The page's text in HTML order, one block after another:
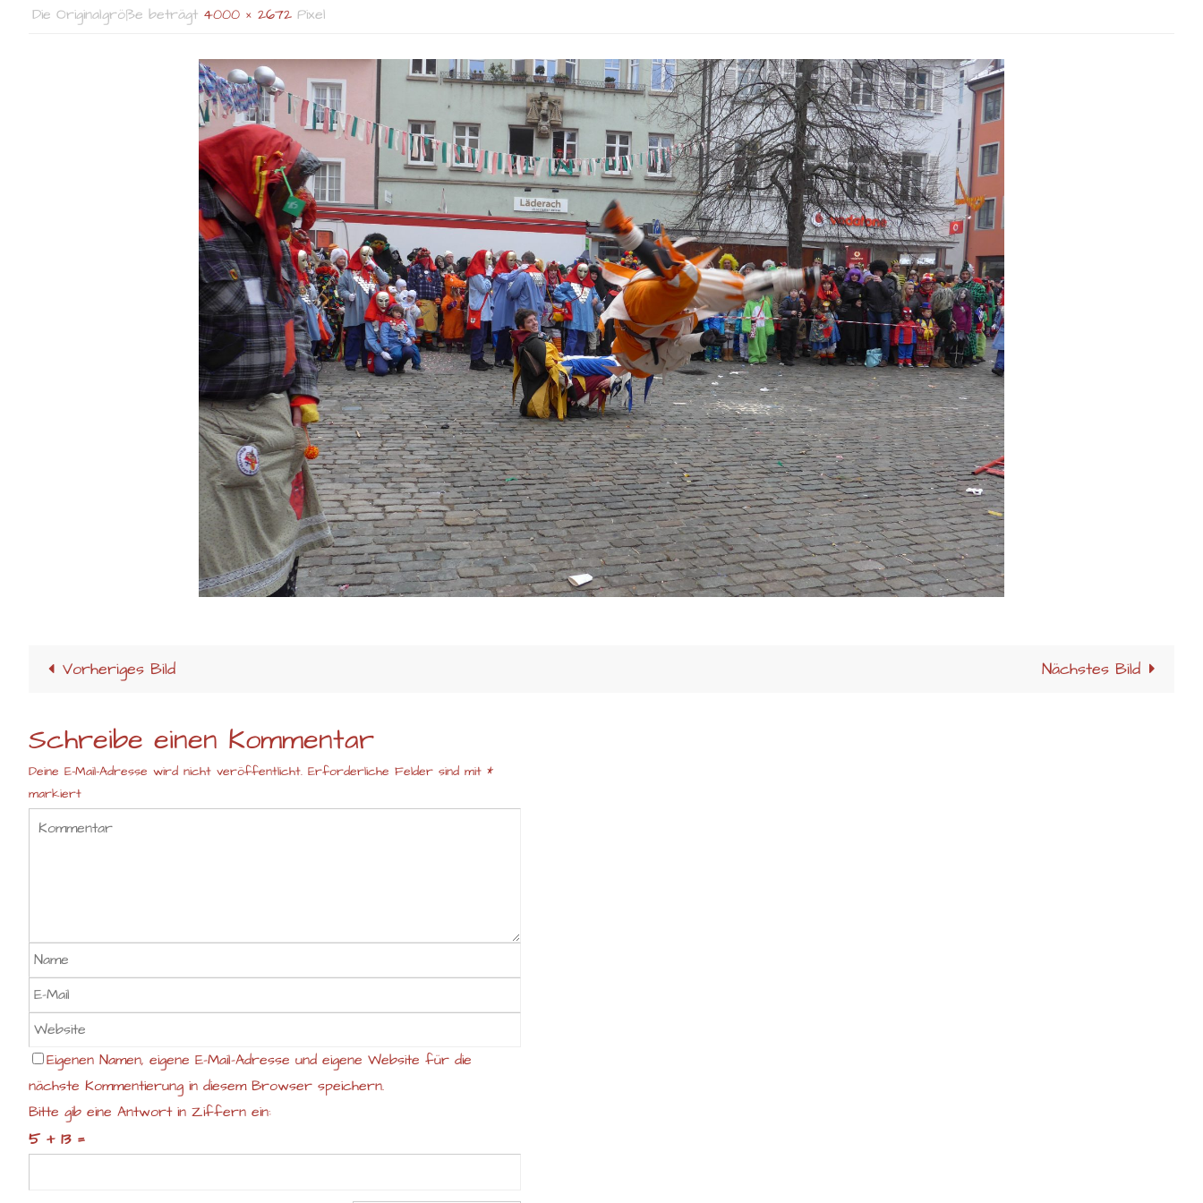
Die Originalgröße beträgt 4000 × 2672 Pixel
Vorheriges Bild Nächstes Bild
Schreibe einen Kommentar
Deine E-Mail-Adresse wird nicht veröffentlicht. Erforderliche Felder sind mit *
markiert
Eigenen Namen, eigene E-Mail-Adresse und eigene Website für die
nächste Kommentierung in diesem Browser speichern.
Bitte gib eine Antwort in Ziffern ein:
5 + 13 =